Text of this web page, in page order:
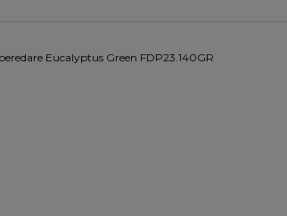
Eucalyptus Green FDP23.140GR